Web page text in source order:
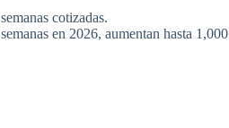
cotizadas.
en 2026, aumentan hasta 1,000